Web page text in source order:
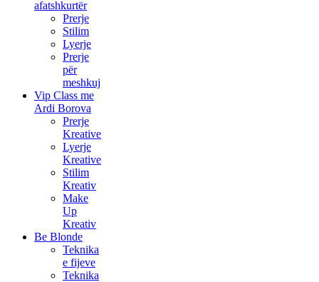
afatshkurtër
Prerje
Stilim
Lyerje
Prerje
për
meshkuj
Vip Class me
Ardi Borova
Prerje
Kreative
Lyerje
Kreative
Stilim
Kreativ
Make
Up
Kreativ
Be Blonde
Teknika
e fijeve
Teknika